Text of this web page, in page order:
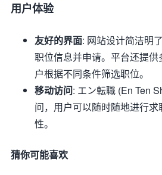
用户体验
友好的界面: 网站设计简洁明
职位信息并申请。平台还提
户根据不同条件筛选职位。
移动访问: エン転職 (En Ten
问，用户可以随时随地进行
性。
猜你可能喜欢